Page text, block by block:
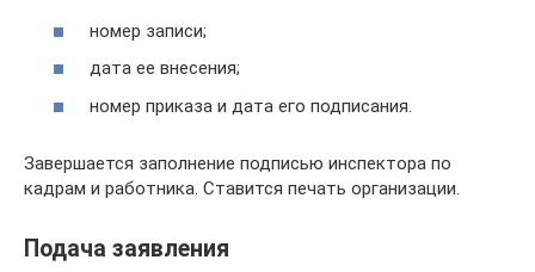
номер записи;
дата ее внесения;
номер приказа и дата его подписания.
Завершается заполнение подписью инспектора по
кадрам и работника. Ставится печать организации.
Подача заявления